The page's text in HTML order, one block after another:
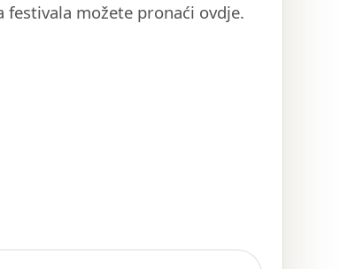
festivala možete pronaći ovdje.